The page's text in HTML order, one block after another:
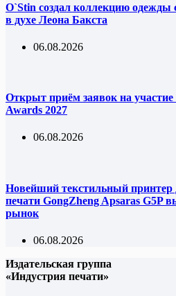
O`Stin создал коллекцию одежды
в духе Леона Бакста
06.08.2026
Открыт приём заявок на участие
Awards 2027
06.08.2026
Новейший текстильный принтер
печати GongZheng Apsaras G5P
рынок
06.08.2026
Издательская группа
«Индустрия печати»